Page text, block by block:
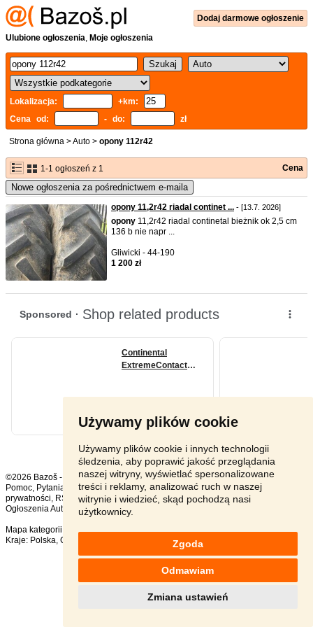
Używamy plików cookie
Używamy plików cookie i innych technologii
śledzenia, aby poprawić jakość przeglądania
naszej witryny, wyświetlać spersonalizowane
treści i reklamy, analizować ruch w naszej
witrynie i wiedzieć, skąd pochodzą nasi
użytkownicy.
Zgoda
Odmawiam
Zmiana ustawień
Dodaj darmowe ogłoszenie
Ulubione ogłoszenia, Moje ogłoszenia
Lokalizacja:
+km:
Cena od:
- do: zł
Strona główna >Auto > opony 112r42
1-1 ogłoszeń z 1 Cena
Nowe ogłoszenia za pośrednictwem e-maila
opony 11,2r42 riadal continet ... - [13.7. 2026]
opony 11,2r42 riadal continetal bieżnik ok 2,5 cm
136 b nie napr ...
Gliwicki - 44-190
1 200 zł
©2026 Bazoš -
sprzedam, ogłoszenia
Pomoc, Pytania Komentarze,Kontakt ,Reklama,Regulamin ,Polityka
prywatności, RSS
Ogłoszenia Auto ogółem:1250, w ciągu 24 godzin:
Mapa kategorii
Popularne wyszukiwania
Kraje: Polska, Czechy